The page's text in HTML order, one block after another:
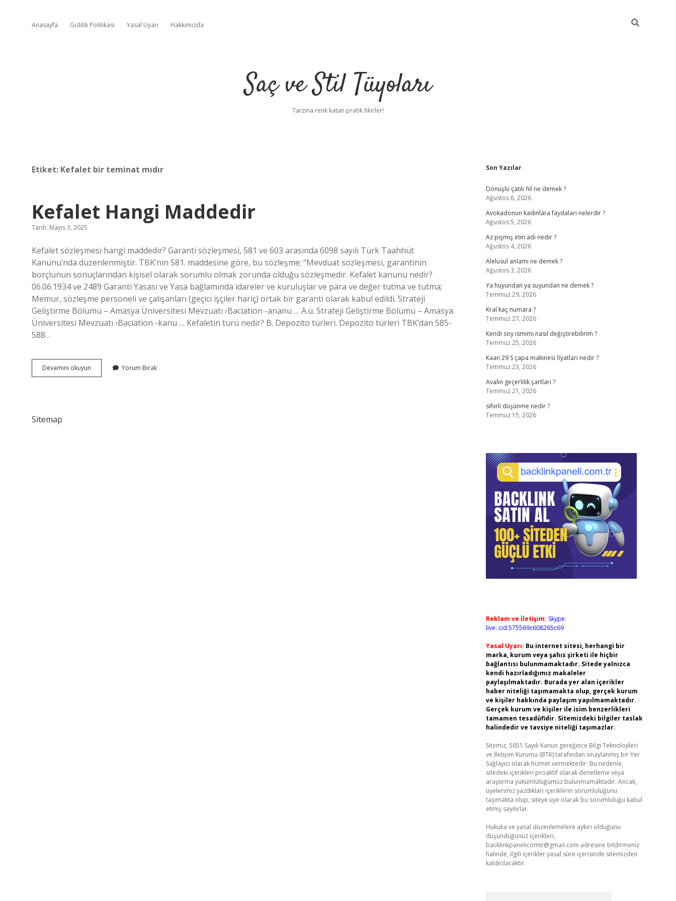
Anasayfa Gizlilik Politikası Yasal Uyarı Hakkımızda
Saç ve Stil Tüyoları
Tarzına renk katan pratik fikirler!
Etiket: Kefalet bir teminat mıdır
Kefalet Hangi Maddedir
Tarih: Mayıs 3, 2025
Kefalet sözleşmesi hangi maddedir? Garanti sözleşmesi, 581 ve 603 arasında 6098 sayılı Türk Taahhüt
Kanunu’nda düzenlenmiştir. TBK’nın 581. maddesine göre, bu sözleşme; “Mevduat sözleşmesi, garantinin
borçlunun sonuçlarından kişisel olarak sorumlu olmak zorunda olduğu sözleşmedir. Kefalet kanunu nedir?
06.06.1934 ve 2489 Garanti Yasası ve Yasa bağlamında idareler ve kuruluşlar ve para ve değer tutma ve tutma;
Memur, sözleşme personeli ve çalışanları (geçici işçiler hariç) ortak bir garanti olarak kabul edildi. Strateji
Geliştirme Bölümü – Amasya Üniversitesi Mevzuatı ›Baciation -ananu … A.ü. Strateji Geliştirme Bölümü – Amasya
Üniversitesi Mevzuatı ›Baciation -kanu … Kefaletin türü nedir? B. Depozito türleri. Depozito türleri TBK’dan 585-
588…
Devamını okuyun
Hangi
Yorum Bırak
Sitemap
Sidebar
Son Yazılar
Dönüşlü çatılı fiil ne demek ?
Ağustos 6, 2026
Avokadonun kadınlara faydaları nelerdir ?
Ağustos 5, 2026
Az pişmiş etin adı nedir ?
Ağustos 4, 2026
Alelusul anlamı ne demek ?
Ağustos 3, 2026
Ya huyundan ya suyundan ne demek ?
Temmuz 29, 2026
Kral kaç numara ?
Temmuz 27, 2026
Kendi soy ismimi nasıl değiştirebilirim ?
Temmuz 25, 2026
Kaan 29 S çapa makinesi fiyatları nedir ?
Temmuz 23, 2026
Avalin geçerlilik şartları ?
Temmuz 21, 2026
sihirli düşünme nedir ?
Temmuz 15, 2026
Reklam ve İletişim: Skype:
live:.cid.575569c608265c69
Yasal Uyarı: Bu internet sitesi, herhangi bir
marka, kurum veya şahıs şirketi ile hiçbir
bağlantısı bulunmamaktadır. Sitede yalnızca
kendi hazırladığımız makaleler
paylaşılmaktadır. Burada yer alan içerikler
haber niteliği taşımamakta olup, gerçek kurum
ve kişiler hakkında paylaşım yapılmamaktadır.
Gerçek kurum ve kişiler ile isim benzerlikleri
tamamen tesadüfidir. Sitemizdeki bilgiler taslak
halindedir ve tavsiye niteliği taşımazlar.
Sitemiz, 5651 Sayılı Kanun gereğince Bilgi Teknolojileri
ve İletişim Kurumu (BTK) tarafından onaylanmış bir Yer
Sağlayıcı olarak hizmet vermektedir. Bu nedenle,
sitedeki içerikleri proaktif olarak denetleme veya
araştırma yükümlülüğümüz bulunmamaktadır. Ancak,
üyelerimiz yazdıkları içeriklerin sorumluluğunu
taşımakta olup, siteye üye olarak bu sorumluluğu kabul
etmiş sayılırlar.
Hukuka ve yasal düzenlemelere aykırı olduğunu
düşündüğünüz içerikleri,
backlinkpanelicomtr@gmail.com adresine bildirmeniz
halinde, ilgili içerikler yasal süre içerisinde sitemizden
kaldırılacaktır.